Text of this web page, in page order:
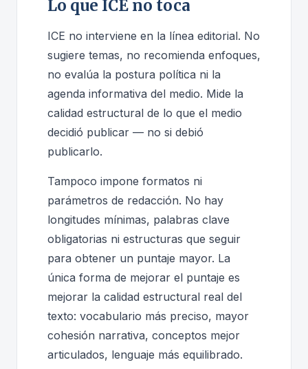
Lo que ICE no toca
ICE no interviene en la línea editorial. No
sugiere temas, no recomienda enfoques,
no evalúa la postura política ni la
agenda informativa del medio. Mide la
calidad estructural de lo que el medio
decidió publicar — no si debió
publicarlo.
Tampoco impone formatos ni
parámetros de redacción. No hay
longitudes mínimas, palabras clave
obligatorias ni estructuras que seguir
para obtener un puntaje mayor. La
única forma de mejorar el puntaje es
mejorar la calidad estructural real del
texto: vocabulario más preciso, mayor
cohesión narrativa, conceptos mejor
articulados, lenguaje más equilibrado.